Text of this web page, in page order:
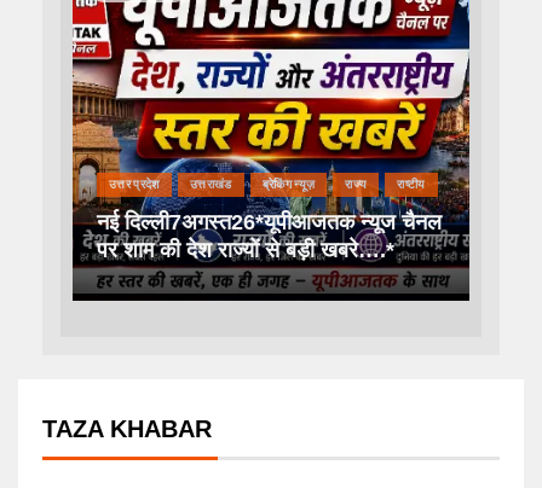
उत्तर प्रदेश उत्तराखंड ब्रेकिंग न्यूज़ राज्य राष्टीय
नई दिल्ली7अगस्त26*यूपीआजतक न्यूज चैनल
पर शाम की देश राज्यों से बड़ी खबरे….*
TAZA KHABAR